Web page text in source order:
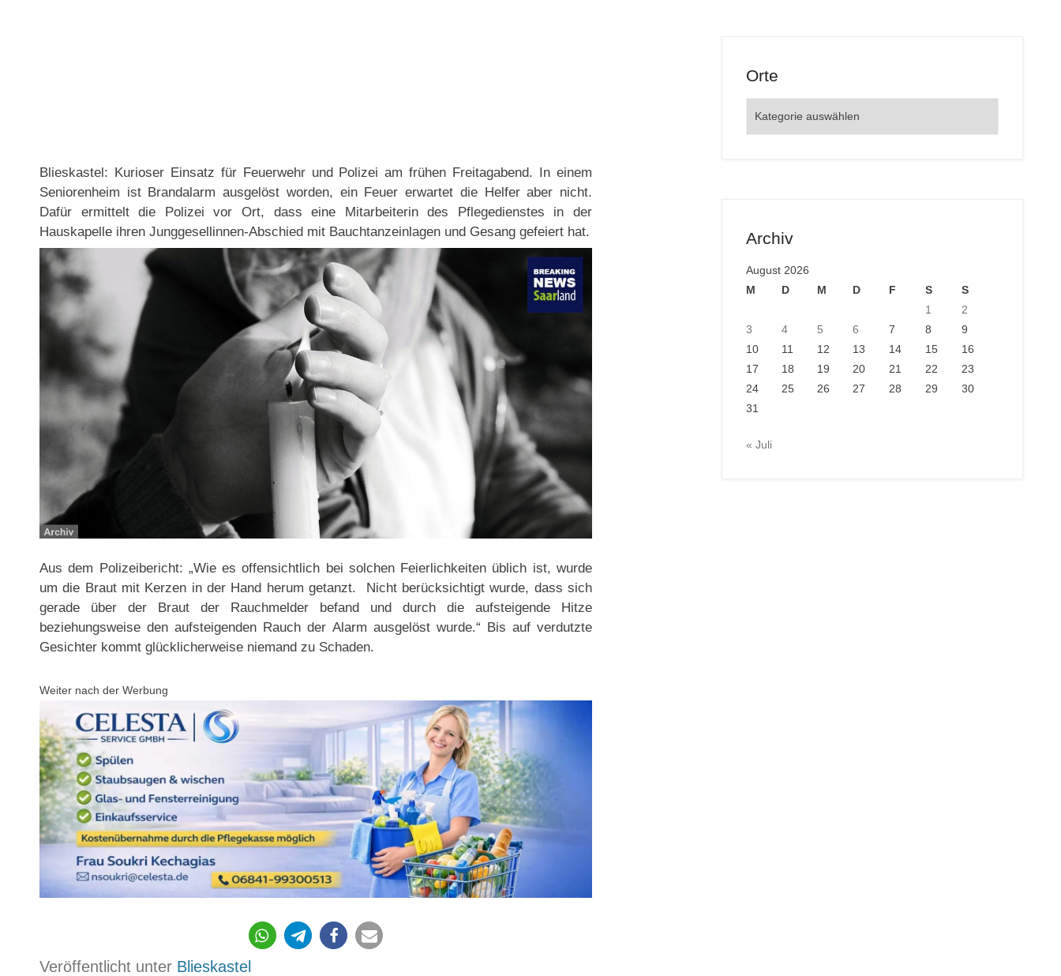
Blieskastel: Kurioser Einsatz für Feuerwehr und Polizei am frühen Freitagabend. In einem
Seniorenheim ist Brandalarm ausgelöst worden, ein Feuer erwartet die Helfer aber nicht.
Dafür ermittelt die Polizei vor Ort, dass eine Mitarbeiterin des Pflegedienstes in der
Hauskapelle ihren Junggesellinnen-Abschied mit Bauchtanzeinlagen und Gesang gefeiert hat.
Aus dem Polizeibericht: „Wie es offensichtlich bei solchen Feierlichkeiten üblich ist, wurde
um die Braut mit Kerzen in der Hand herum getanzt. Nicht berücksichtigt wurde, dass sich
gerade über der Braut der Rauchmelder befand und durch die aufsteigende Hitze
beziehungsweise den aufsteigenden Rauch der Alarm ausgelöst wurde.“ Bis auf verdutzte
Gesichter kommt glücklicherweise niemand zu Schaden.
Weiter nach der Werbung
Veröffentlicht unter Blieskastel
Orte
Archiv
August 2026
M
D M D F S
S
1
2
3
4 5 6 7 8
9
10
11 12 13 14 15
16
17
18 19 20 21 22
23
24
25 26 27 28 29
30
31
« Juli